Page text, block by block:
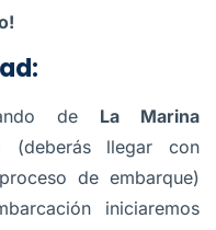
de La Marina
(deberás llegar con
de embarque)
iniciaremos